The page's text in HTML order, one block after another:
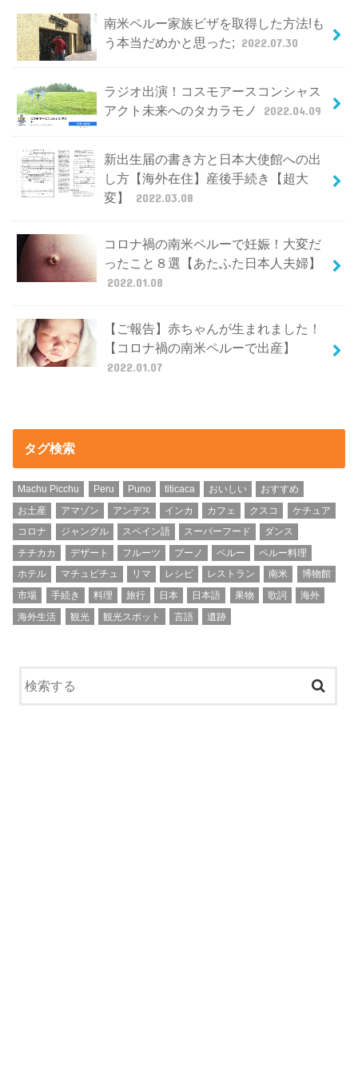
南米ペルー家族ビザを取得した方法!も
う本当だめかと思った; 2022.07.30
ラジオ出演！コスモアースコンシャス
アクト未来へのタカラモノ
2022.04.09
新出生届の書き方と日本大使館への出
し方【海外在住】産後手続き【超大
変】
2022.03.08
コロナ禍の南米ペルーで妊娠！大変だ
ったこと８選【あたふた日本人夫婦】
2022.01.08
【ご報告】赤ちゃんが生まれました！
【コロナ禍の南米ペルーで出産】
2022.01.07
タグ検索
Machu Picchu Peru Puno titicaca おいしい
おすすめ
お土産
アマゾン アンデス インカ カフェ クスコ
ケチュア
コロナ
ジャングル スペイン語 スーパーフード
ダンス
チチカカ
デザート フルーツ プーノ ペルー
ペルー料理
ホテル
マチュピチュ リマ レシピ レストラン 南米
博物館
市場
手続き 料理 旅行 日本 日本語 果物 歌詞
海外
海外生活
観光 観光スポット 言語 遺跡